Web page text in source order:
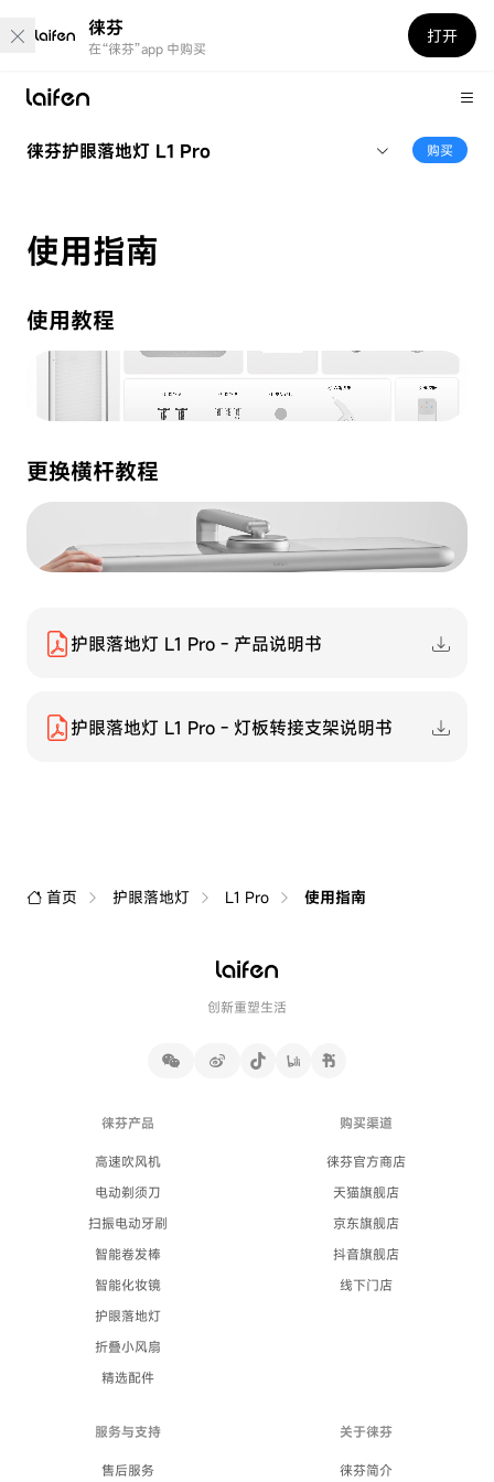
徕芬
在“徕芬”app 中购买
打开
徕芬护眼落地灯 L1 Pro 购买
使用指南
使用教程
更换横杆教程
护眼落地灯 L1 Pro - 产品说明书
护眼落地灯 L1 Pro - 灯板转接支架说明书
首页 护眼落地灯 L1 Pro 使用指南
创新重塑生活
徕芬产品
高速吹风机
电动剃须刀
扫振电动牙刷
智能卷发棒
智能化妆镜
护眼落地灯
折叠小风扇
精选配件
购买渠道
徕芬官方商店
天猫旗舰店
京东旗舰店
抖音旗舰店
线下门店
服务与支持
售后服务
关于徕芬
徕芬简介